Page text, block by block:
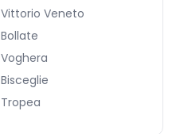
Vittorio Veneto
Bollate
Voghera
Bisceglie
Tropea